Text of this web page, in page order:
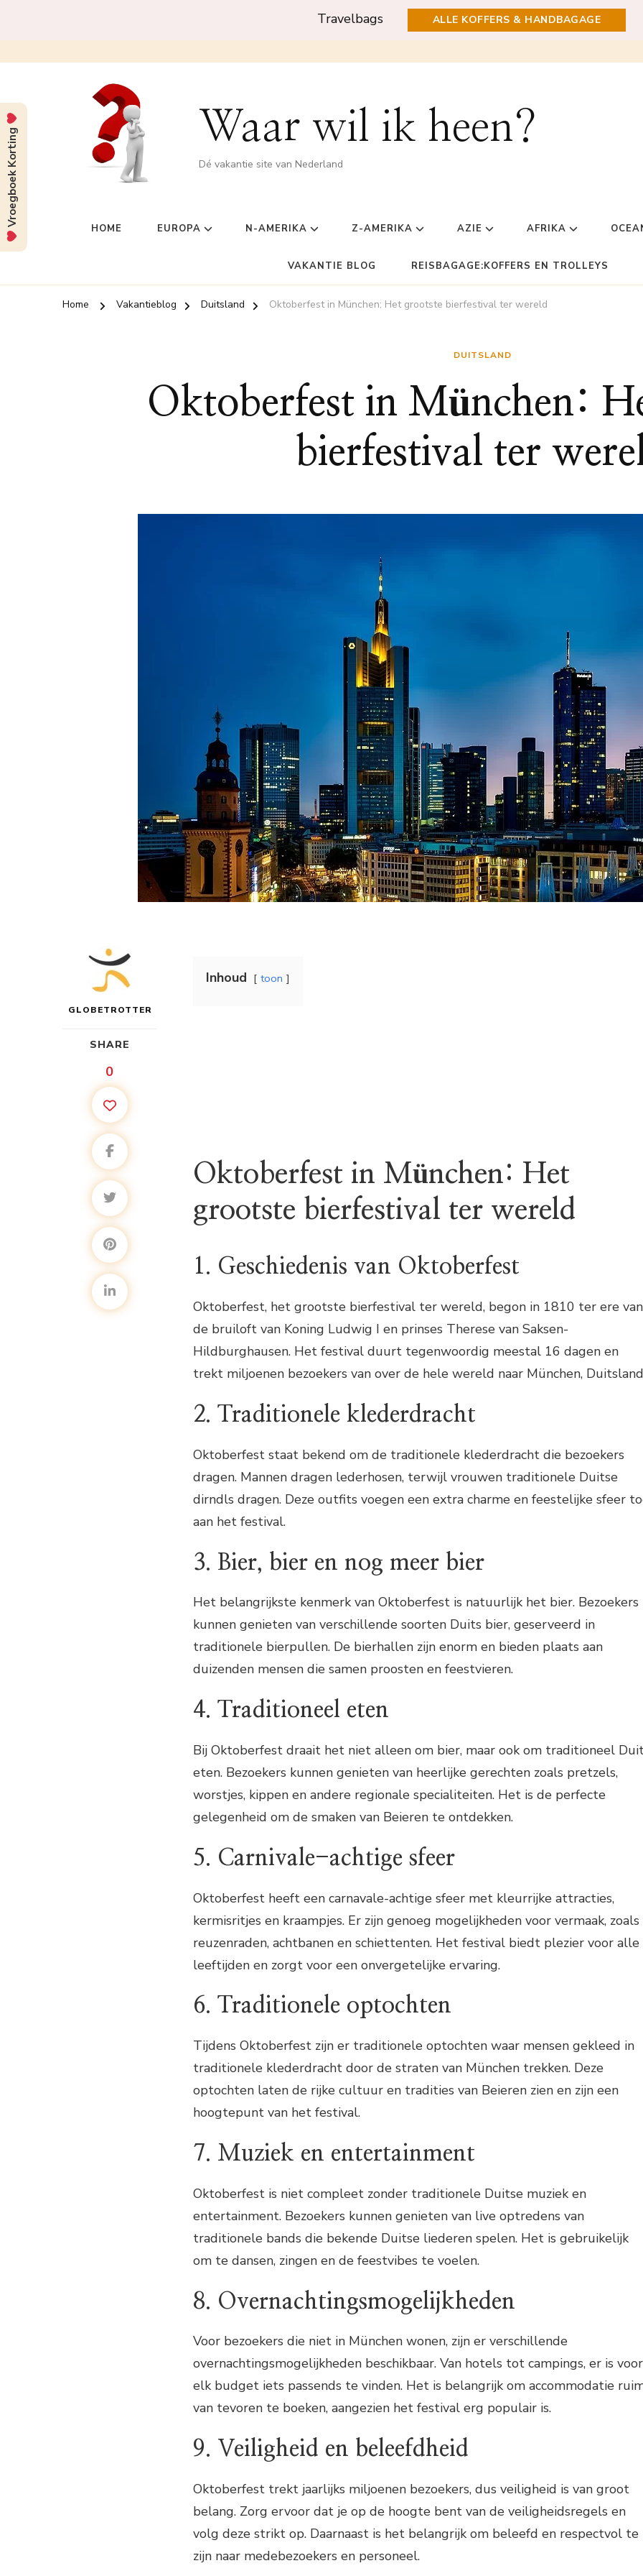
Travelbags ALLE KOFFERS & HANDBAGAGE
Waar wil ik heen?
Dé vakantie site van Nederland
HOME EUROPA N-AMERIKA Z-AMERIKA AZIE AFRIKA
VAKANTIE BLOG REISBAGAGE:KOFFERS EN TROLLEYS
Home Vakantieblog Duitsland Oktoberfest in München: Het grootste bierfestival ter wereld
DUITSLAND
Oktoberfest in München:
bierfestival ter
GLOBETROTTER
SHARE
0
Inhoud toon
Oktoberfest in München: Het
grootste bierfestival ter wereld
1. Geschiedenis van Oktoberfest
Oktoberfest, het grootste bierfestival ter wereld, begon in 1810 ter ere van
de bruiloft van Koning Ludwig I en prinses Therese van Saksen-
Hildburghausen. Het festival duurt tegenwoordig meestal 16 dagen en
trekt miljoenen bezoekers van over de hele wereld naar München,
2. Traditionele klederdracht
Oktoberfest staat bekend om de traditionele klederdracht die bezoekers
dragen. Mannen dragen lederhosen, terwijl vrouwen traditionele Duitse
dirndls dragen. Deze outfits voegen een extra charme en feestelijke sfeer
aan het festival.
3. Bier, bier en nog meer bier
Het belangrijkste kenmerk van Oktoberfest is natuurlijk het bier. Bezoekers
kunnen genieten van verschillende soorten Duits bier, geserveerd in
traditionele bierpullen. De bierhallen zijn enorm en bieden plaats aan
duizenden mensen die samen proosten en feestvieren.
4. Traditioneel eten
Bij Oktoberfest draait het niet alleen om bier, maar ook om traditioneel
eten. Bezoekers kunnen genieten van heerlijke gerechten zoals pretzels,
worstjes, kippen en andere regionale specialiteiten. Het is de perfecte
gelegenheid om de smaken van Beieren te ontdekken.
5. Carnivale-achtige sfeer
Oktoberfest heeft een carnavale-achtige sfeer met kleurrijke attracties,
kermisritjes en kraampjes. Er zijn genoeg mogelijkheden voor vermaak, zoals
reuzenraden, achtbanen en schiettenten. Het festival biedt plezier voor alle
leeftijden en zorgt voor een onvergetelijke ervaring.
6. Traditionele optochten
Tijdens Oktoberfest zijn er traditionele optochten waar mensen gekleed in
traditionele klederdracht door de straten van München trekken. Deze
optochten laten de rijke cultuur en tradities van Beieren zien en zijn een
hoogtepunt van het festival.
7. Muziek en entertainment
Oktoberfest is niet compleet zonder traditionele Duitse muziek en
entertainment. Bezoekers kunnen genieten van live optredens van
traditionele bands die bekende Duitse liederen spelen. Het is gebruikelijk
om te dansen, zingen en de feestvibes te voelen.
8. Overnachtingsmogelijkheden
Voor bezoekers die niet in München wonen, zijn er verschillende
overnachtingsmogelijkheden beschikbaar. Van hotels tot campings, er is voor
elk budget iets passends te vinden. Het is belangrijk om accommodatie
van tevoren te boeken, aangezien het festival erg populair is.
9. Veiligheid en beleefdheid
Oktoberfest trekt jaarlijks miljoenen bezoekers, dus veiligheid is van groot
belang. Zorg ervoor dat je op de hoogte bent van de veiligheidsregels en
volg deze strikt op. Daarnaast is het belangrijk om beleefd en respectvol te
zijn naar medebezoekers en personeel.
Vroegboek Korting